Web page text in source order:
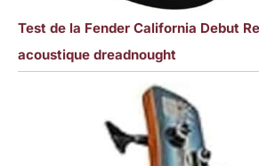
Test de la Fender California Debut
acoustique dreadnought